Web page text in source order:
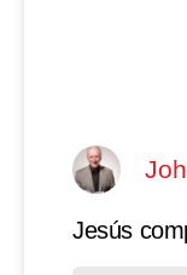
Jesús